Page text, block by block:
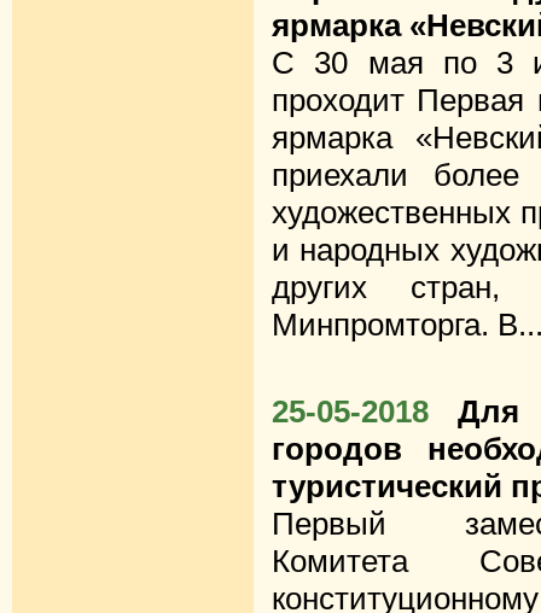
ярмарка
С 30 мая по 3
проходит Первая
ярмарка
приехали
художественных
и народных
других стран,
Минпромторга.
25-05-2018
Для
городов
туристический
Первый
Комитета